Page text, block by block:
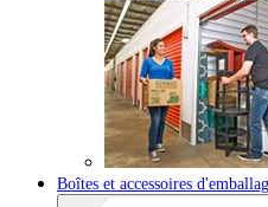
Boîtes et accessoires